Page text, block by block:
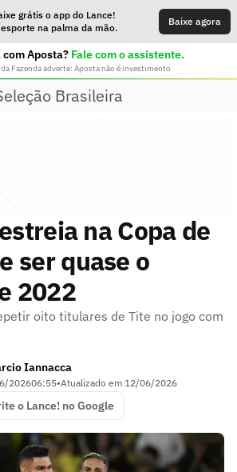
grátis o app do Lance!
na palma da mão.
Baixe agora
Aposta? Fale com o assistente.
Fazenda adverte: Aposta não é investimento
Brasileira
na Copa de
ser quase o
2022
oito titulares de Tite no jogo com
Iannacca
202606:55•Atualizado em 12/06/2026
o Lance! no Google